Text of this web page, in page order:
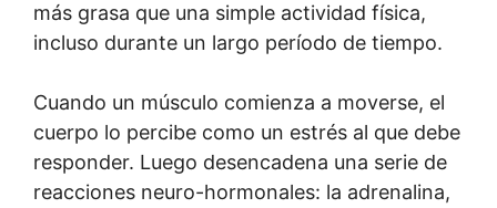
más grasa que una simple actividad física,
incluso durante un largo período de tiempo.
Cuando un músculo comienza a moverse, el
cuerpo lo percibe como un estrés al que debe
responder. Luego desencadena una serie de
reacciones neuro-hormonales: la adrenalina,